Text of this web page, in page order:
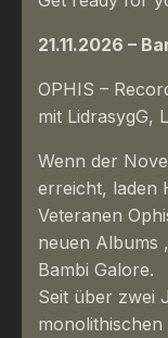
21.11.2026 –
OPHIS –
mit LidrasygG,
Wenn der
erreicht, laden
Veteranen
neuen Albums
Bambi Galore.
Seit über zwei